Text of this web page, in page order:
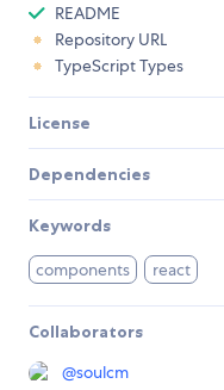
README
Repository URL
TypeScript Types
License
Dependencies
Keywords
components react
Collaborators
@soulcm